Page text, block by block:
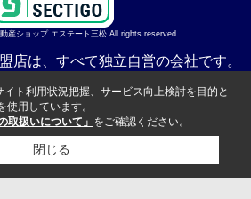
産ショップ エステート三松 All rights reserved.
店は、すべて独立自営の会社です。
ト利用状況把握、サービス向上検討を目的と
用しています。
取扱いについて」 をご確認ください。
閉じる